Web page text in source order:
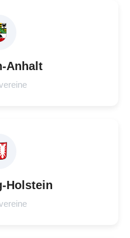
Anhalt
Holstein